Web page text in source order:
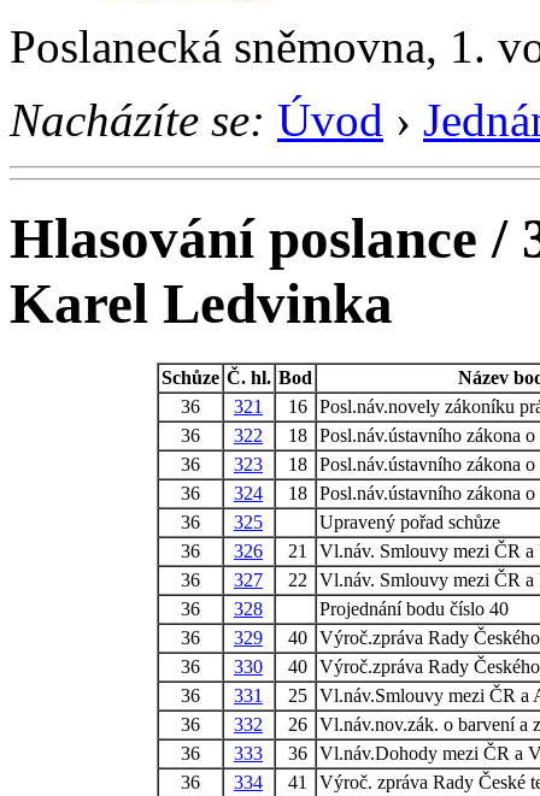
Poslanecká sněmovna, 1.
Nacházíte se: Úvod ›
Hlasování poslance /
Karel Ledvinka
Schůze Č. hl. Bod
Název
36
321 16 Posl.náv.novely zákoníku
36
322 18 Posl.náv.ústavního zákona o
36
323 18 Posl.náv.ústavního zákona o
36
324 18 Posl.náv.ústavního zákona o
36
325
Upravený pořad schůze
36
326 21
Vl.náv. Smlouvy mezi ČR
36
327 22
Vl.náv. Smlouvy mezi ČR a
36
328
Projednání bodu číslo 40
36
329 40 Výroč.zpráva Rady
36
330 40 Výroč.zpráva Rady
36
331 25 Vl.náv.Smlouvy mezi ČR a
36
332 26 Vl.náv.nov.zák. o barvení a
36
333 36 Vl.náv.Dohody mezi ČR a
36
334 41
Výroč. zpráva Rady České